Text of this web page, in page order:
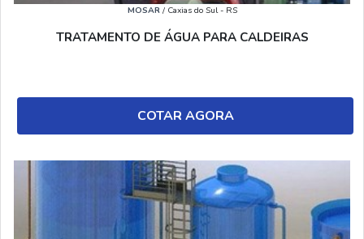
MOSAR/ Caxias do Sul - RS
TRATAMENTO DE ÁGUA PARA CALDEIRAS
COTAR AGORA